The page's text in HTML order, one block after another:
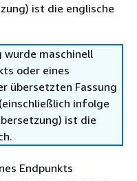
ist die englische
wurde maschinell
oder eines
übersetzten Fassung
infolge
ist die
Endpunkts